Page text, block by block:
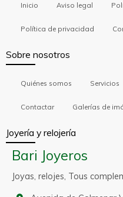
Inicio Aviso legal
Política de privacidad
Sobre nosotros
Quiénes somos Servicios
Contactar Galerías de
Joyería y relojería
Bari Joyeros
Joyas, relojes, Tous